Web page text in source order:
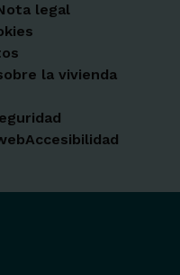
legal
la vivienda
Accesibilidad